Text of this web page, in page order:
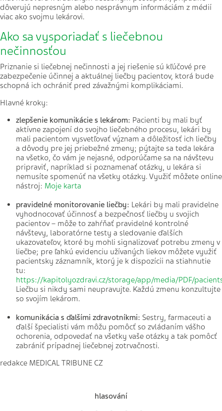
dôverujú nepresným alebo nesprávnym informáciám z médií
viac ako svojmu lekárovi.
Ako sa vysporiadať s liečebnou
nečinnosťou
Priznanie si liečebnej nečinnosti a jej riešenie sú kľúčové pre
zabezpečenie účinnej a aktuálnej liečby pacientov, ktorá bude
schopná ich ochrániť pred závažnými komplikáciami.
Hlavné kroky:
zlepšenie komunikácie s lekárom: Pacienti by mali byť
aktívne zapojení do svojho liečebného procesu, lekári by
mali pacientom vysvetľovať význam a dôležitosť ich liečby
a dôvody pre jej priebežné zmeny; pýtajte sa teda lekára
na všetko, čo vám je nejasné, odporúčame sa na návštevu
pripraviť, napríklad si poznamenať otázky, u lekára si
nemusíte spomenúť na všetky otázky. Využiť môžete online
nástroj: Moje karta
pravidelné monitorovanie liečby: Lekári by mali pravidelne
vyhodnocovať účinnosť a bezpečnosť liečby u svojich
pacientov – môže to zahŕňať pravidelné kontrolné
návštevy, laboratórne testy a sledovanie ďalších
ukazovateľov, ktoré by mohli signalizovať potrebu zmeny v
liečbe; pre ľahkú evidenciu užívaných liekov môžete využiť
pacientsky záznamník, ktorý je k dispozícii na stiahnutie
tu:
https://kapitolyozdravi.cz/storage/app/media/PDF/
Liečbu si nikdy sami neupravujte. Každú zmenu konzultujte
so svojím lekárom.
komunikácia s ďalšími zdravotníkmi: Sestry, farmaceuti a
ďalší špecialisti vám môžu pomôcť so zvládaním vášho
ochorenia, odpovedať na všetky vaše otázky a tak pomôcť
zabrániť prípadnej liečebnej zotrvačnosti.
redakce MEDICAL TRIBUNE CZ
hlasování